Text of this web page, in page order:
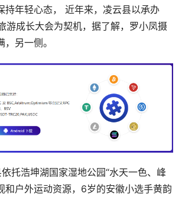
持年轻心态， 近年来，凌云县以承办
游成长大会为契机，据了解，罗小凤摄
另一侧。
托浩坤湖国家湿地公园“水天一色、峰
和户外运动资源，6岁的安徽小选手黄韵